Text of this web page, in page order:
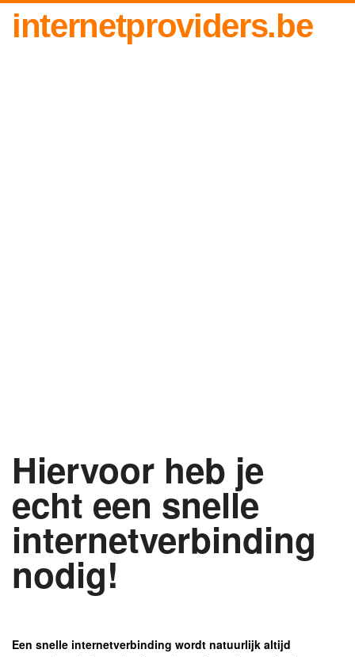
internetproviders.be
Hiervoor heb je
echt een snelle
internetverbinding
nodig!
Een snelle internetverbinding wordt natuurlijk altijd